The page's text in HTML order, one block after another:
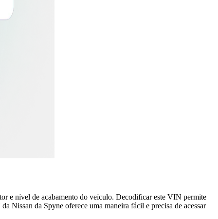
e nível de acabamento do veículo. Decodificar este VIN permite
Nissan da Spyne oferece uma maneira fácil e precisa de acessar